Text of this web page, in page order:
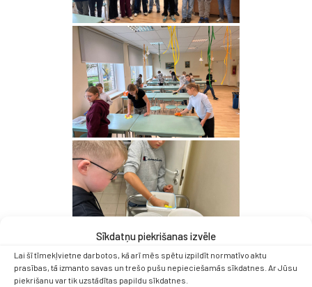
Sīkdatņu piekrišanas izvēle
Lai šī tīmekļvietne darbotos, kā arī mēs spētu izpildīt normatīvo aktu
prasības, tā izmanto savas un trešo pušu nepieciešamās sīkdatnes. Ar Jūsu
piekrišanu var tik uzstādītas papildu sīkdatnes.